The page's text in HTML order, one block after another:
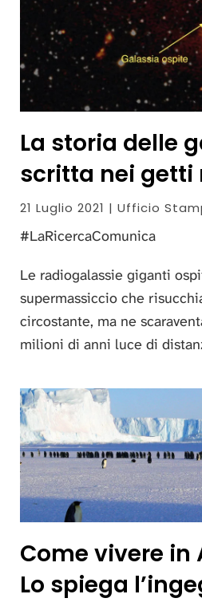
La storia delle
scritta nei getti
21 Luglio 2021 | Ufficio
#LaRicercaComunica
Le radiogalassie giganti
supermassiccio che
circostante, ma ne
milioni di anni luce di
Come vivere in
Lo spiega